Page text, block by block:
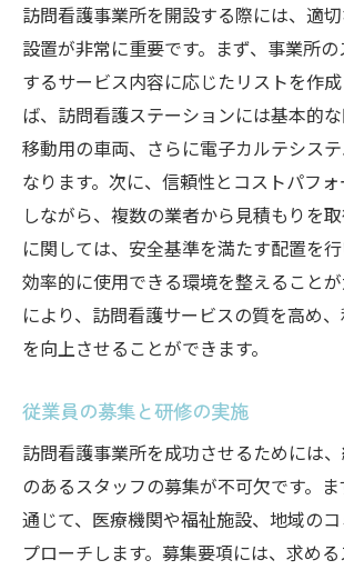
訪問看護事業所を開設する際には、適
設置が非常に重要です。まず、事業所
するサービス内容に応じたリストを作
ば、訪問看護ステーションには基本的な
移動用の車両、さらに電子カルテシス
なります。次に、信頼性とコストパフ
しながら、複数の業者から見積もりを
に関しては、安全基準を満たす配置を
効率的に使用できる環境を整えること
により、訪問看護サービスの質を高め
を向上させることができます。
従業員の募集と研修の実施
訪問看護事業所を成功させるためには
のあるスタッフの募集が不可欠です。
通じて、医療機関や福祉施設、地域の
プローチします。募集要項には、求める